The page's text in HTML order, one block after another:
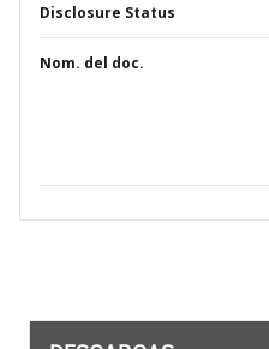
Disclosure Status
Nom. del doc.